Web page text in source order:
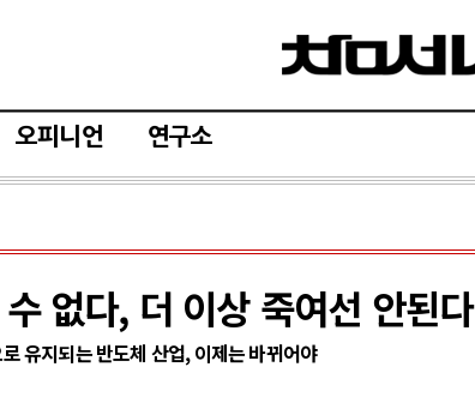
오피니언 연구소
없다, 더 이상 죽여선 안된다
유지되는 반도체 산업, 이제는 바뀌어야